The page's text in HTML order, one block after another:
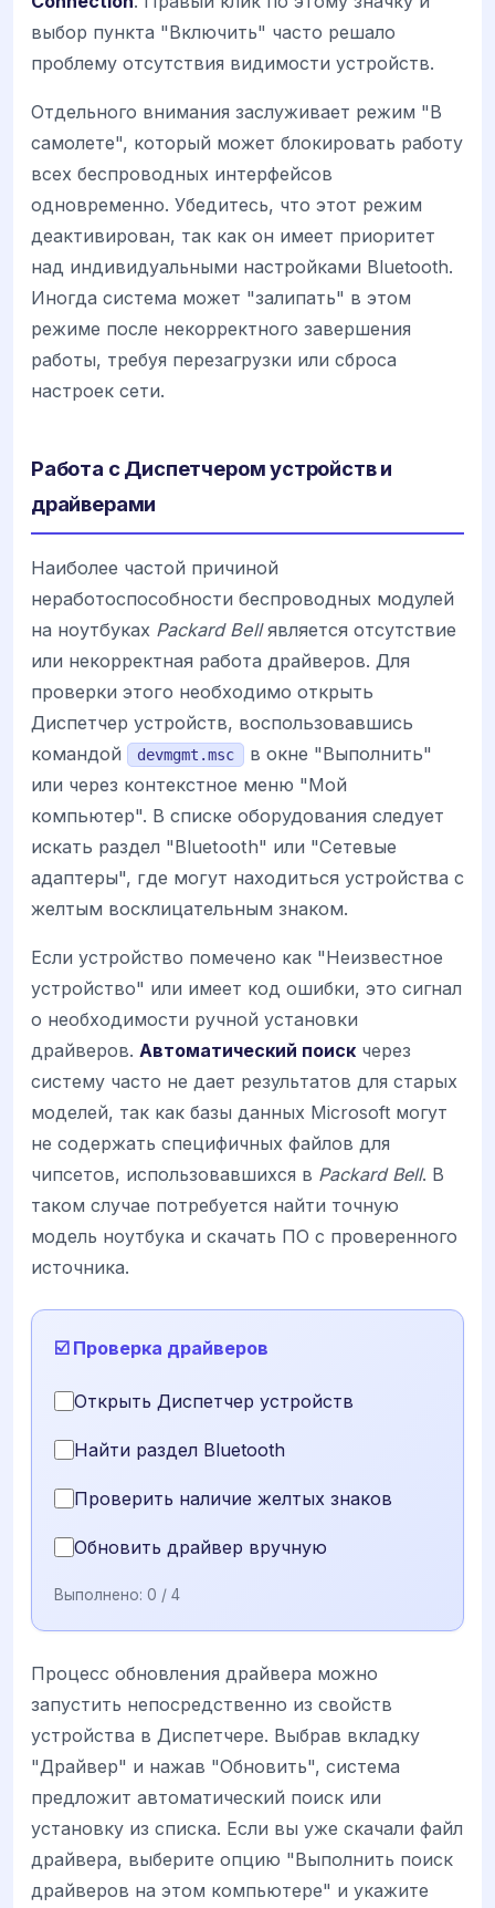
выбор пункта "Включить" часто решало
проблему отсутствия видимости устройств.
Отдельного внимания заслуживает режим "В
самолете", который может блокировать работу
всех беспроводных интерфейсов
одновременно. Убедитесь, что этот режим
деактивирован, так как он имеет приоритет
над индивидуальными настройками Bluetooth.
Иногда система может "залипать" в этом
режиме после некорректного завершения
работы, требуя перезагрузки или сброса
настроек сети.
Работа с Диспетчером устройств и
драйверами
Наиболее частой причиной
неработоспособности беспроводных модулей
на ноутбуках Packard Bellявляется отсутствие
или некорректная работа драйверов. Для
проверки этого необходимо открыть
Диспетчер устройств, воспользовавшись
командой
devmgmt.msc
в окне "Выполнить"
или через контекстное меню "Мой
компьютер". В списке оборудования следует
искать раздел "Bluetooth" или "Сетевые
адаптеры", где могут находиться устройства с
желтым восклицательным знаком.
Если устройство помечено как "Неизвестное
устройство" или имеет код ошибки, это сигнал
о необходимости ручной установки
драйверов. Автоматический поиск через
систему часто не дает результатов для старых
моделей, так как базы данных Microsoft могут
не содержать специфичных файлов для
чипсетов, использовавшихся в Packard Bell. В
таком случае потребуется найти точную
модель ноутбука и скачать ПО с проверенного
источника.
☑️ Проверка драйверов
Открыть Диспетчер устройств
Найти раздел Bluetooth
Проверить наличие желтых знаков
Обновить драйвер вручную
Выполнено: 0 / 4
Процесс обновления драйвера можно
запустить непосредственно из свойств
устройства в Диспетчере. Выбрав вкладку
"Драйвер" и нажав "Обновить", система
предложит автоматический поиск или
установку из списка. Если вы уже скачали файл
драйвера, выберите опцию "Выполнить поиск
драйверов на этом компьютере" и укажите